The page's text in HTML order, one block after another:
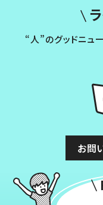
“人”のグッドニュ
お問